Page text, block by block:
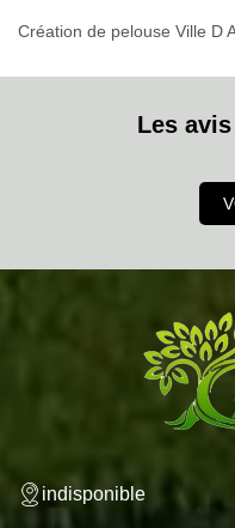
Création de pelouse Ville D
Les
indisponible